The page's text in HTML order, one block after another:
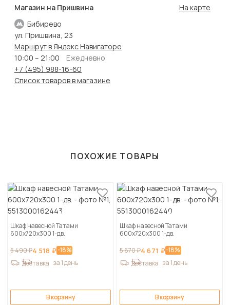
Магазин на Пришвина
Бибирево
На карте
ул. Пришвина, 23
Маршрут в Яндекс Навигаторе
10:00 – 21:00
Ежедневно
+7 (495) 988-16-60
Список товаров в магазине
ПОХОЖИЕ ТОВАРЫ
Шкаф навесной Татами
600х720х300 1-дв.
5 490 ₽4 518 ₽-18%
Доставка за 1 день
В корзину
Шкаф навесной Татами
600х720х300 1-дв.
5 670 ₽4 671 ₽-18%
Доставка за 1 день
В корзину